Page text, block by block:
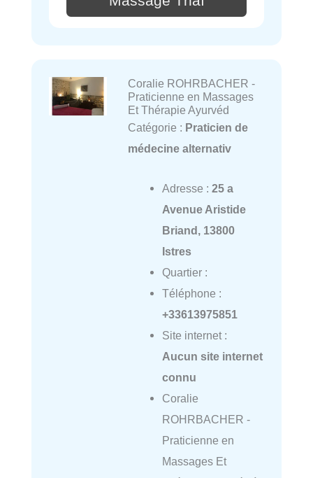
Coralie ROHRBACHER -
Praticienne en Massages
Et Thérapie Ayurvéd
Catégorie : Praticien de
médecine alternativ
Adresse : 25 a
Avenue Aristide
Briand, 13800
Istres
Quartier :
Téléphone :
+33613975851
Site internet :
Aucun site internet
connu
Coralie
ROHRBACHER -
Praticienne en
Massages Et